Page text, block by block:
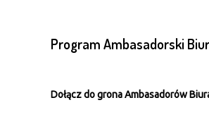
Program Ambasadorski
Dołącz do grona Ambasadorów